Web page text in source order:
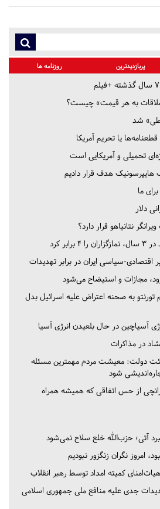
پربازدیدترین روزنامه ها
ملاقات به هر قیمت» چیست؟
شد
یا تحریم‌ آمریکا
تحمیلی و آمریکایی است
هایپرسونیک هدف قرار دادیم
ما
دلار
نتانیاهو قرار دارد؟
کرد
اقتصادی-سیاسی ایران در برابر تهدیدات
رود، مجازات و استیضاح می‌شود
تورنتو به صحنه اعتراض علیه اسرائیل بدل
آسیاچین در حال بلعیدن انرژی آسیا
در مذاکرات
دولت: معیشت مردم مهمترین مسئله
شود
از حس اتفاقی که همیشه همراه
آتی؛ حزب‌الله خلع سلاح نمی‌شود
امروز نگران زنگزور نبودیم
کمیته امداد توسط رهبر انقلاب
جدی علیه منافع ملی جمهوری اسلامی